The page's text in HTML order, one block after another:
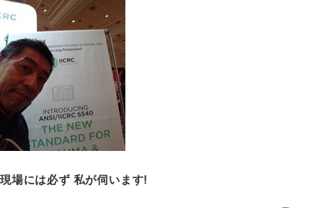
現場には必ず 私が伺います!